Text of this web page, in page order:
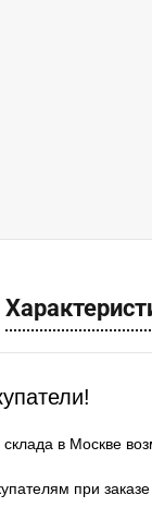
в Москве
при